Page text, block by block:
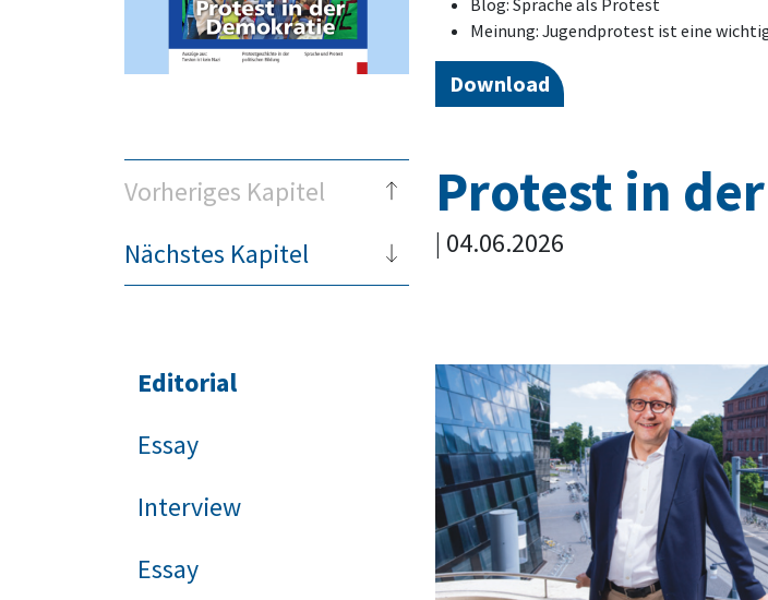
Blog: Sprache als Protest
Meinung: Jugendprotest ist eine
Download
Vorheriges Kapitel
Nächstes Kapitel
Protest in
| 04.06.2026
Editorial
Essay
Interview
Essay